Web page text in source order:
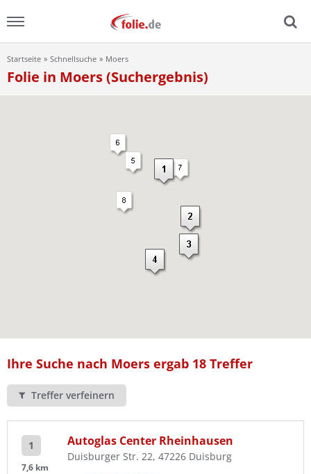
Home
Startseite Schnellsuche Moers
Folie in Moers (Suchergebnis)
Ihre Suche nach Moers ergab 18 Treffer
Treffer verfeinern
1
7,6 km
Autoglas Center Rheinhausen
Duisburger Str. 22, 47226 Duisburg